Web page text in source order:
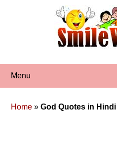
Menu
Home »God Quotes in Hindi